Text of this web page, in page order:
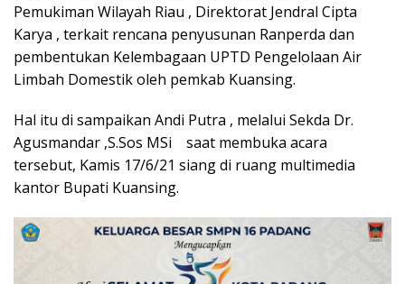
Pemukiman Wilayah Riau , Direktorat Jendral Cipta
Karya , terkait rencana penyusunan Ranperda dan
pembentukan Kelembagaan UPTD Pengelolaan Air
Limbah Domestik oleh pemkab Kuansing.
Hal itu di sampaikan Andi Putra , melalui Sekda Dr.
Agusmandar ,S.Sos MSi saat membuka acara
tersebut, Kamis 17/6/21 siang di ruang multimedia
kantor Bupati Kuansing.